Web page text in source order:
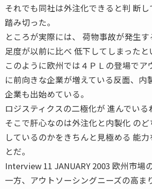
それでも同社は外注化できると判 断
踏み切った。
ところが実際には、 荷物事故が発生
足度が以前に比べ 低下してしまったと
このように欧州では４ＰＬの登場でア
に前向きな企業が増えている反面、内
企業も出始めている。
ロジスティクスの二極化が 進んでいる
そこで肝心なのは外注化と内製化 の
しているのかをきちんと見極める 能
とだ。
Interview 11 JANUARY 2003 欧州市場
一方、アウトソーシングニーズの高ま